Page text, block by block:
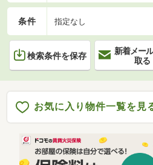
条件 指定なし
検索条件を保存
新着メー
取る
お気に入り物件一覧を見